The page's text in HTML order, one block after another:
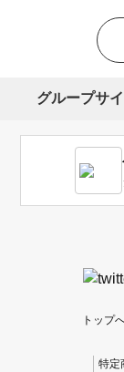
グループサ
トップ
特定